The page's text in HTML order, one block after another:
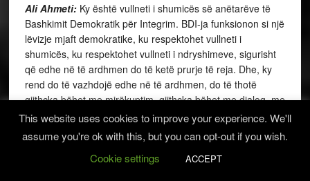
Ali Ahmeti:Ky është vullneti i shumicës së anëtarëve të
Bashkimit Demokratik për Integrim. BDI-ja funksionon si një
lëvizje mjaft demokratike, ku respektohet vullneti i
shumicës, ku respektohet vullneti i ndryshimeve, sigurisht
që edhe në të ardhmen do të ketë prurje të reja. Dhe, ky
rend do të vazhdojë edhe në të ardhmen, do të thotë
gjithçka bëhet me mirëkuptim, gjithçka bëhet me dialog, me
kompromise dhe të gjitha përpjekjet i bëjmë për të gjetur
zgjidhje sa më të mirë.
E kemi shumë vështirë në Bashkimin Demokratik për
This website uses cookies to improve your experience. We'll
assume you're ok with this, but you can opt-out if you wish.
Cookie settings
ACCEPT